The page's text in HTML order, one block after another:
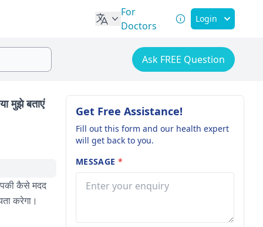
For
Doctors
Login
Ask FREE Question
मुझे बताएं
कैसे मदद
करेगा।
Get Free Assistance!
Fill out this form and our health expert
will get back to you.
MESSAGE *